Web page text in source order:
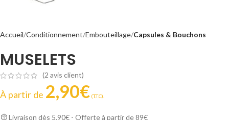
Accueil Conditionnement Embouteillage Capsules & Bouchons
MUSELETS
(2 avis client)
À partir de 2,90€ (T.T.C).
Livraison dès 5,90€ - Offerte à partir de 89€